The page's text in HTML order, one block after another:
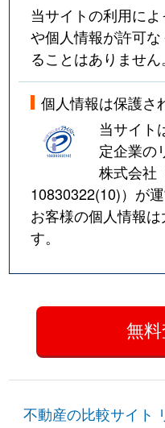
当サイトの利用に
や個人情報が許可
ることはありません。
個人情報は保護さ
当サイト
定企業の
株式会社
10830322(10)）が
お客様の個人情報
す。
不動産の比較サイト